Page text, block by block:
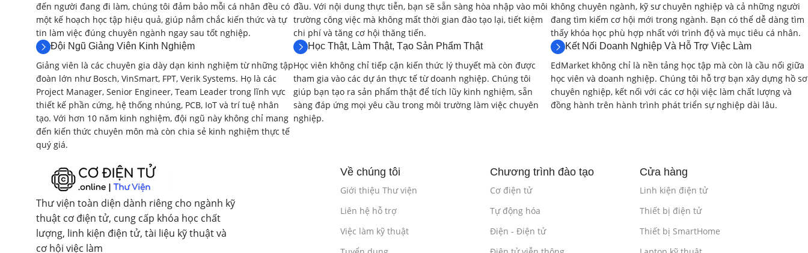
Kiểm soát chất lượng bề mặt gia công (độ nhám, độ chính xác biên dạng).
Lựa chọn dao cụ và chế độ cắt cho gia công tinh.
Bài lab:Lập trình gia công tinh cho các bề mặt cong phức tạp.
Phần mềm:Mastercam.
Ngôn ngữ:
Giới thiệu về các kỹ thuật gia công bề mặt phức tạp (5-axis surface machining – tùy chọn).
Sử dụng các kỹ thuật gia công đặc biệt (Trochoidal Milling, Plunge Milling…).
đến người đang đi làm, chúng tôi đảm bảo mỗi cá nhân đều có
một kế hoạch học tập hiệu quả, giúp nắm chắc kiến thức và tự
tin làm việc đúng chuyên ngành ngay sau tốt nghiệp.
đầu. Với nội dung thực tiễn, bạn sẽ sẵn sàng hòa nhập vào môi
trường công việc mà không mất thời gian đào tạo lại, tiết kiệm
chi phí và tăng cơ hội thăng tiến.
không chuyên ngành, kỹ sư chuyên nghiệp và cả những người
đang tìm kiếm cơ hội mới trong ngành. Bạn có thể dễ dàng tìm
thấy khóa học phù hợp nhất với trình độ và mục tiêu cá nhân.
Đội Ngũ Giảng Viên Kinh Nghiệm
Giảng viên là các chuyên gia dày dạn kinh nghiệm từ những tập
đoàn lớn như Bosch, VinSmart, FPT, Verik Systems. Họ là các
Project Manager, Senior Engineer, Team Leader trong lĩnh vực
thiết kế phần cứng, hệ thống nhúng, PCB, IoT và trí tuệ nhân
tạo. Với hơn 10 năm kinh nghiệm, đội ngũ này không chỉ mang
đến kiến thức chuyên môn mà còn chia sẻ kinh nghiệm thực tế
quý giá.
Học Thật, Làm Thật, Tạo Sản Phẩm Thật
Học viên không chỉ tiếp cận kiến thức lý thuyết mà còn được
tham gia vào các dự án thực tế từ doanh nghiệp. Chúng tôi
giúp bạn tạo ra sản phẩm thật để tích lũy kinh nghiệm, sẵn
sàng đáp ứng mọi yêu cầu trong môi trường làm việc chuyên
nghiệp.
Kết Nối Doanh Nghiệp Và Hỗ Trợ Việc Làm
EdMarket không chỉ là nền tảng học tập mà còn là cầu nối giữa
học viên và doanh nghiệp. Chúng tôi hỗ trợ bạn xây dựng hồ sơ
chuyên nghiệp, kết nối với các cơ hội việc làm chất lượng và
đồng hành trên hành trình phát triển sự nghiệp dài lâu.
Thư viện toàn diện dành riêng cho ngành kỹ
thuật cơ điện tử, cung cấp khóa học chất
lượng, linh kiện điện tử, tài liệu kỹ thuật và
cơ hội việc làm
Về chúng tôi
Giới thiệu Thư viện
Liên hệ hỗ trợ
Việc làm kỹ thuật
Chương trình đào tạo
Cơ điện tử
Tự động hóa
Điện - Điện tử
Cửa hàng
Linh kiện điện tử
Thiết bị điện tử
Thiết bị SmartHome